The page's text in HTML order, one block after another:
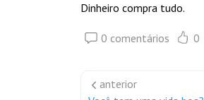
Dinheiro compra tudo.
0 comentários 0
anterior